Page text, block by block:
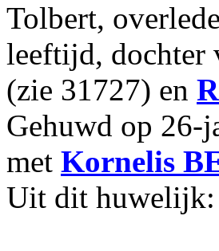
Tolbert,
leeftijd, dochter
(zie 31727) en
Gehuwd op 26-
met Kornelis
Uit dit